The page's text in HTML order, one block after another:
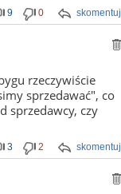
skomentuj
9 0
rzeczywiście
sprzedawać", co
sprzedawcy, czy
skomentuj
3 2